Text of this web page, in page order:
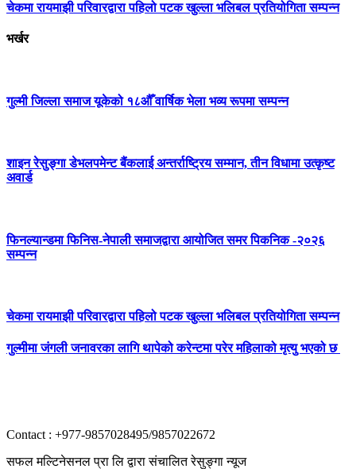
चेकमा रायमाझी परिवारद्वारा पहिलो पटक खुल्ला भलिबल प्रतियोगिता सम्पन्न
भर्खर
गुल्मी जिल्ला समाज यूकेको १८औँ वार्षिक भेला भव्य रूपमा सम्पन्न
शाइन रेसुङ्गा डेभलपमेन्ट बैंकलाई अन्तर्राष्ट्रिय सम्मान, तीन विधामा उत्कृष्ट
अवार्ड
फिनल्यान्डमा फिनिस-नेपाली समाजद्वारा आयोजित समर पिकनिक -२०२६
सम्पन्न
चेकमा रायमाझी परिवारद्वारा पहिलो पटक खुल्ला भलिबल प्रतियोगिता सम्पन्न
गुल्मीमा जंगली जनावरका लागि थापेको करेन्टमा परेर महिलाको मृत्यु भएको छ
Contact : +977-9857028495/9857022672
सफल मल्टिनेसनल प्रा लि द्वारा संचालित रेसुङ्गा न्यूज